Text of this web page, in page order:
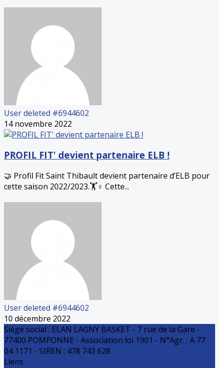
User deleted #6944602
14 novembre 2022
PROFIL FIT' devient partenaire ELB !
🤝 Profil Fit Saint Thibault devient partenaire d’ELB pour
cette saison 2022/2023.🏋️♀️ Cette...
User deleted #6944602
10 décembre 2022
Siège social : ELAN LAGNY BASKET - 7 rue de la Gare -
77400 POMPONNE - Association loi 1901 - N°Agr. : A 77
04 1171 - SIREN : 478 743 628
Liens